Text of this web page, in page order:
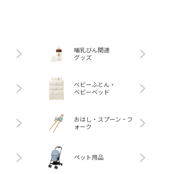
哺乳びん関連
グッズ
ベビーふとん・
ベビーベッド
おはし・スプーン・フ
ォーク
ペット用品